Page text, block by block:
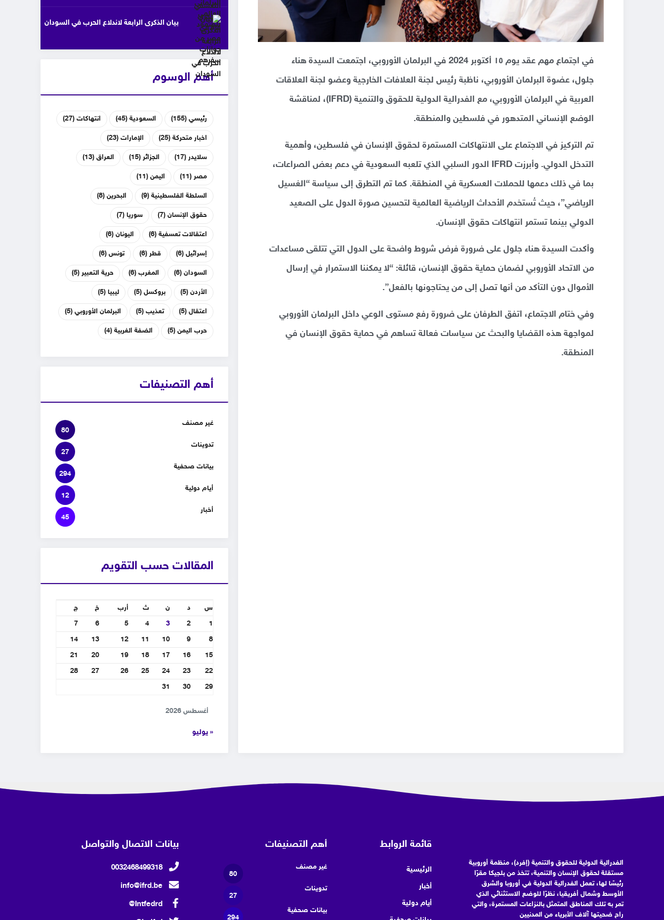
في اجتماع مهم عقد يوم ١٥ أكتوبر 2024 في البرلمان الأوروبي، اجتمعت السيدة هناء
جلول، عضوة البرلمان الأوروبي، ناظبة رئيس لجنة العلافات الخارجية وعضو لجنة العلاقات
العربية في البرلمان الأوروبي، مع الفدرالية الدولية للحقوق والتنمية (IFRD)، لمناقشة
الوضع الإنساني المتدهور في فلسطين والمنطقة.
تم التركيز في الاجتماع على الانتهاكات المستمرة لحقوق الإنسان في فلسطين، وأهمية
التدخل الدولي. وأبرزت IFRD الدور السلبي الذي تلعبه السعودية في دعم بعض الصراعات،
بما في ذلك دعمها للحملات العسكرية في المنطقة. كما تم التطرق إلى سياسة “الغسيل
الرياضي”، حيث تُستخدم الأحداث الرياضية العالمية لتحسين صورة الدول على الصعيد
الدولي بينما تستمر انتهاكات حقوق الإنسان.
وأكدت السيدة هناء جلول على ضرورة فرض شروط واضحة على الدول التي تتلقى مساعدات
من الاتحاد الأوروبي لضمان حماية حقوق الإنسان، قائلة: “لا يمكننا الاستمرار في إرسال
الأموال دون التأكد من أنها تصل إلى من يحتاجونها بالفعل”.
وفي ختام الاجتماع، اتفق الطرفان على ضرورة رفع مستوى الوعي داخل البرلمان الأوروبي
لمواجهة هذه القضايا والبحث عن سياسات فعالة تساهم في حماية حقوق الإنسان في
المنطقة.
بيان الذكرى الرابعة لاندلاع الحرب في السودان
أهم الوسوم
رئيسي(155) السعودية(45) انتهاكات(27)
اخبار متحركة(25) الإمارات(23)
سلايدر (17) الجزائر (15) العراق(13)
مصر (11) اليمن(11)
السلطة الفلسطينية(9) البحرين(8)
حقوق الإنسان(7) سوريا(7)
اعتقالات تعسفية(6) اليونان(6)
إسرائيل(6) قطر (6) تونس(6)
السودان(6) المغرب(6) حرية التعبير (5)
الأردن(5) بروكسل(5) ليبيا(5)
اعتقال(5) تعذيب(5) البرلمان الأوروبي(5)
حرب اليمن(5) الضفة الغربية(4)
أهم التصنيفات
غير مصنف
80
تدوينات
27
بيانات صحفية
294
أيام دولية
12
أخبار
45
المقالات حسب التقويم
أغسطس 2026
س د ن ث أرب خ
ج
1
2
3
4
5
6
7
8
9
10
11
12
13
14
15
16
17
18
19
20
21
22
23
24
25
26
27
28
29
30
31
« يوليو
الفدرالية الدولية للحقوق والتنمية (إفرد)، منظمة أوروبية
مستقلة لحقوق الإنسان والتنمية، تتخذ من بلجيكا مقرًا
رئيسًا لها، تعمل الفدرالية الدولية في أوروبا والشرق
الأوسط وشمال أفريقيا، نظرًا للوضع الاستثنائي الذي
تمر به تلك المناطق المتمثل بالنزاعات المستمرة، والتي
راح ضحيتها آلاف الأبرياء من المدنيين
قائمة الروابط
الرئيسية
أخبار
أيام دولية
أهم التصنيفات
غير مصنف
80
تدوينات
27
بيانات صحفية
294
بيانات الاتصال والتواصل
0032468499318
info@ifrd.be
Intfedrd@